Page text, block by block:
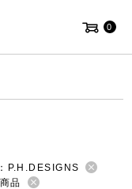
0
P.H.DESIGNS
品